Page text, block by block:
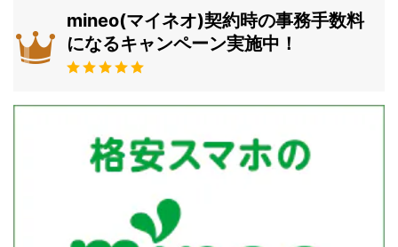
mineo(マイネオ)契約時の事務手数料
になるキャンペーン実施中！